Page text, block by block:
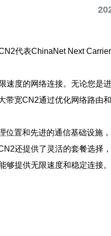
代表ChinaNet Next
度的网络连接。无论您是
带宽CN2通过优化网络路
置和先进的通信基础设施
还提供了灵活的套餐选择
够提供无限速度和稳定连